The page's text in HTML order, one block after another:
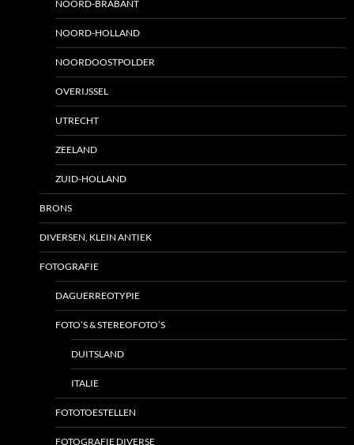
NOORD-BRABANT
NOORD-HOLLAND
NOORDOOSTPOLDER
OVERIJSSEL
UTRECHT
ZEELAND
ZUID-HOLLAND
BRONS
DIVERSEN, KLEIN ANTIEK
FOTOGRAFIE
DAGUERREOTYPIE
FOTO’S & STEREOFOTO’S
DUITSLAND
ITALIE
FOTOTOESTELLEN
FOTOGRAFIE DIVERSE